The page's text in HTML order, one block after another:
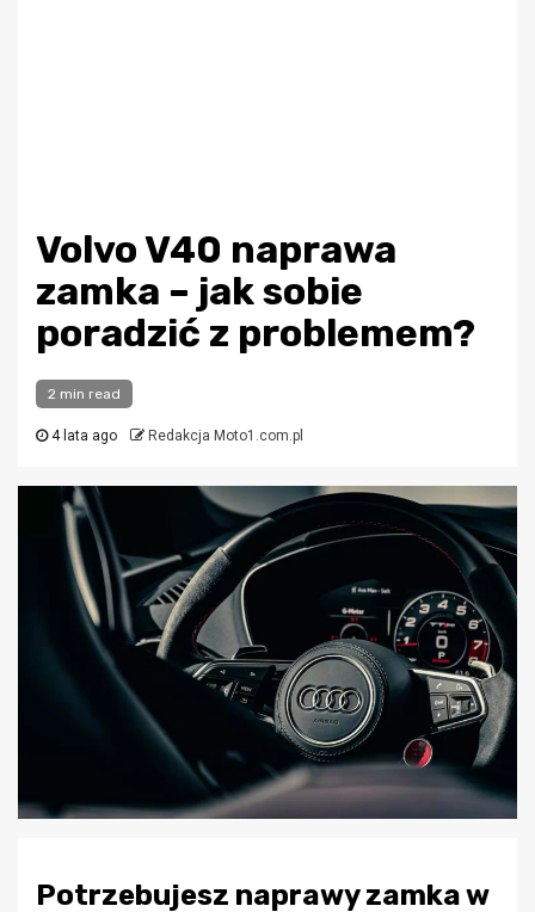
Volvo V40 naprawa
zamka – jak sobie
poradzić z problemem?
2 min read
4 lata ago Redakcja Moto1.com.pl
Potrzebujesz naprawy zamka w